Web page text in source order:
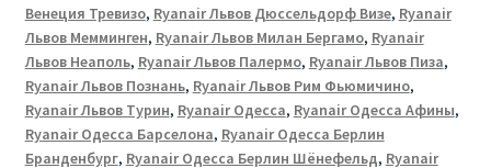
Венеция Тревизо, Ryanair Львов Дюссельдорф Визе, Ryanair
Львов Мемминген, Ryanair Львов Милан Бергамо, Ryanair
Львов Неаполь, Ryanair Львов Палермо, Ryanair Львов Пиза,
Ryanair Львов Познань, Ryanair Львов Рим Фьюмичино,
Ryanair Львов Турин, Ryanair Одесса, Ryanair Одесса Афины,
Ryanair Одесса Барселона, Ryanair Одесса Берлин
Бранденбург, Ryanair Одесса Берлин Шёнефельд, Ryanair